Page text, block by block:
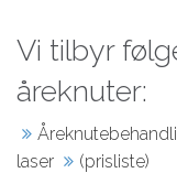
Vi tilbyr
åreknuter:
laser
(prisliste)